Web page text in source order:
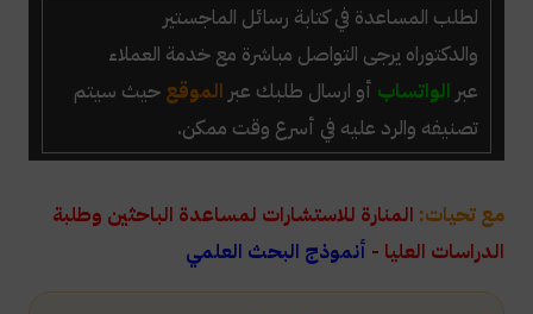
لطلب المساعدة في كتابة رسائل الماجستير
والدكتوراه يرجى التواصل مباشرة مع خدمة العملاء
عبر الواتساب أو ارسال طلبك عبر الموقع حيث سيتم
تصنيفه والرد عليه في أسرع وقت ممكن.
مع تحيات: المنارة للاستشارات لمساعدة الباحثين وطلبة
الدراسات العليا - أنموذج البحث العلمي